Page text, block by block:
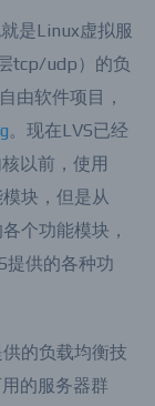
是Linux虚拟服
tcp/udp）的负
由软件项目，
。现在LVS已经
以前，使用
块，但是从
个功能模块，
提供的各种功
的负载均衡技
的服务器群